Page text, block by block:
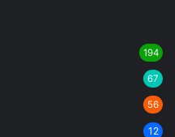
194
67
56
12